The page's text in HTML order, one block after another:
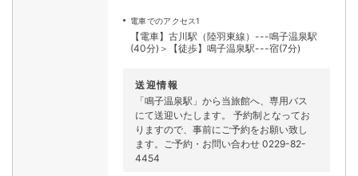
電車でのアクセス1
【電車】古川駅（陸羽東線）---鳴子温泉駅
(40分)＞【徒歩】鳴子温泉駅---宿(7分)
送迎情報
「鳴子温泉駅」から当旅館へ、専用バス
にて送迎いたします。 予約制となってお
りますので、事前にご予約をお願い致し
ます。ご予約・お問い合わせ 0229-82-
4454